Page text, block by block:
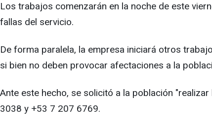
Los trabajos comenzarán en la noche de este
fallas del servicio.
De forma paralela, la empresa iniciará otros
si bien no deben provocar afectaciones a la
Ante este hecho, se solicitó a la población
3038 y +53 7 207 6769.